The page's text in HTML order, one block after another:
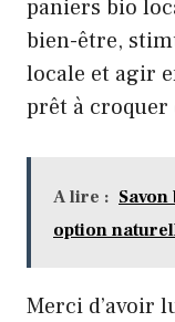
paniers bio
bien-être,
locale et agir
prêt à croquer
A lire :
option
Merci d’avoir